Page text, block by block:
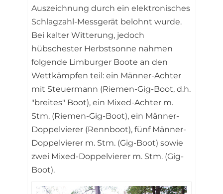
Auszeichnung durch ein elektronisches
Schlagzahl-Messgerät belohnt wurde.
Bei kalter Witterung, jedoch
hübschester Herbstsonne nahmen
folgende Limburger Boote an den
Wettkämpfen teil: ein Männer-Achter
mit Steuermann (Riemen-Gig-Boot, d.h.
"breites" Boot), ein Mixed-Achter m.
Stm. (Riemen-Gig-Boot), ein Männer-
Doppelvierer (Rennboot), fünf Männer-
Doppelvierer m. Stm. (Gig-Boot) sowie
zwei Mixed-Doppelvierer m. Stm. (Gig-
Boot).